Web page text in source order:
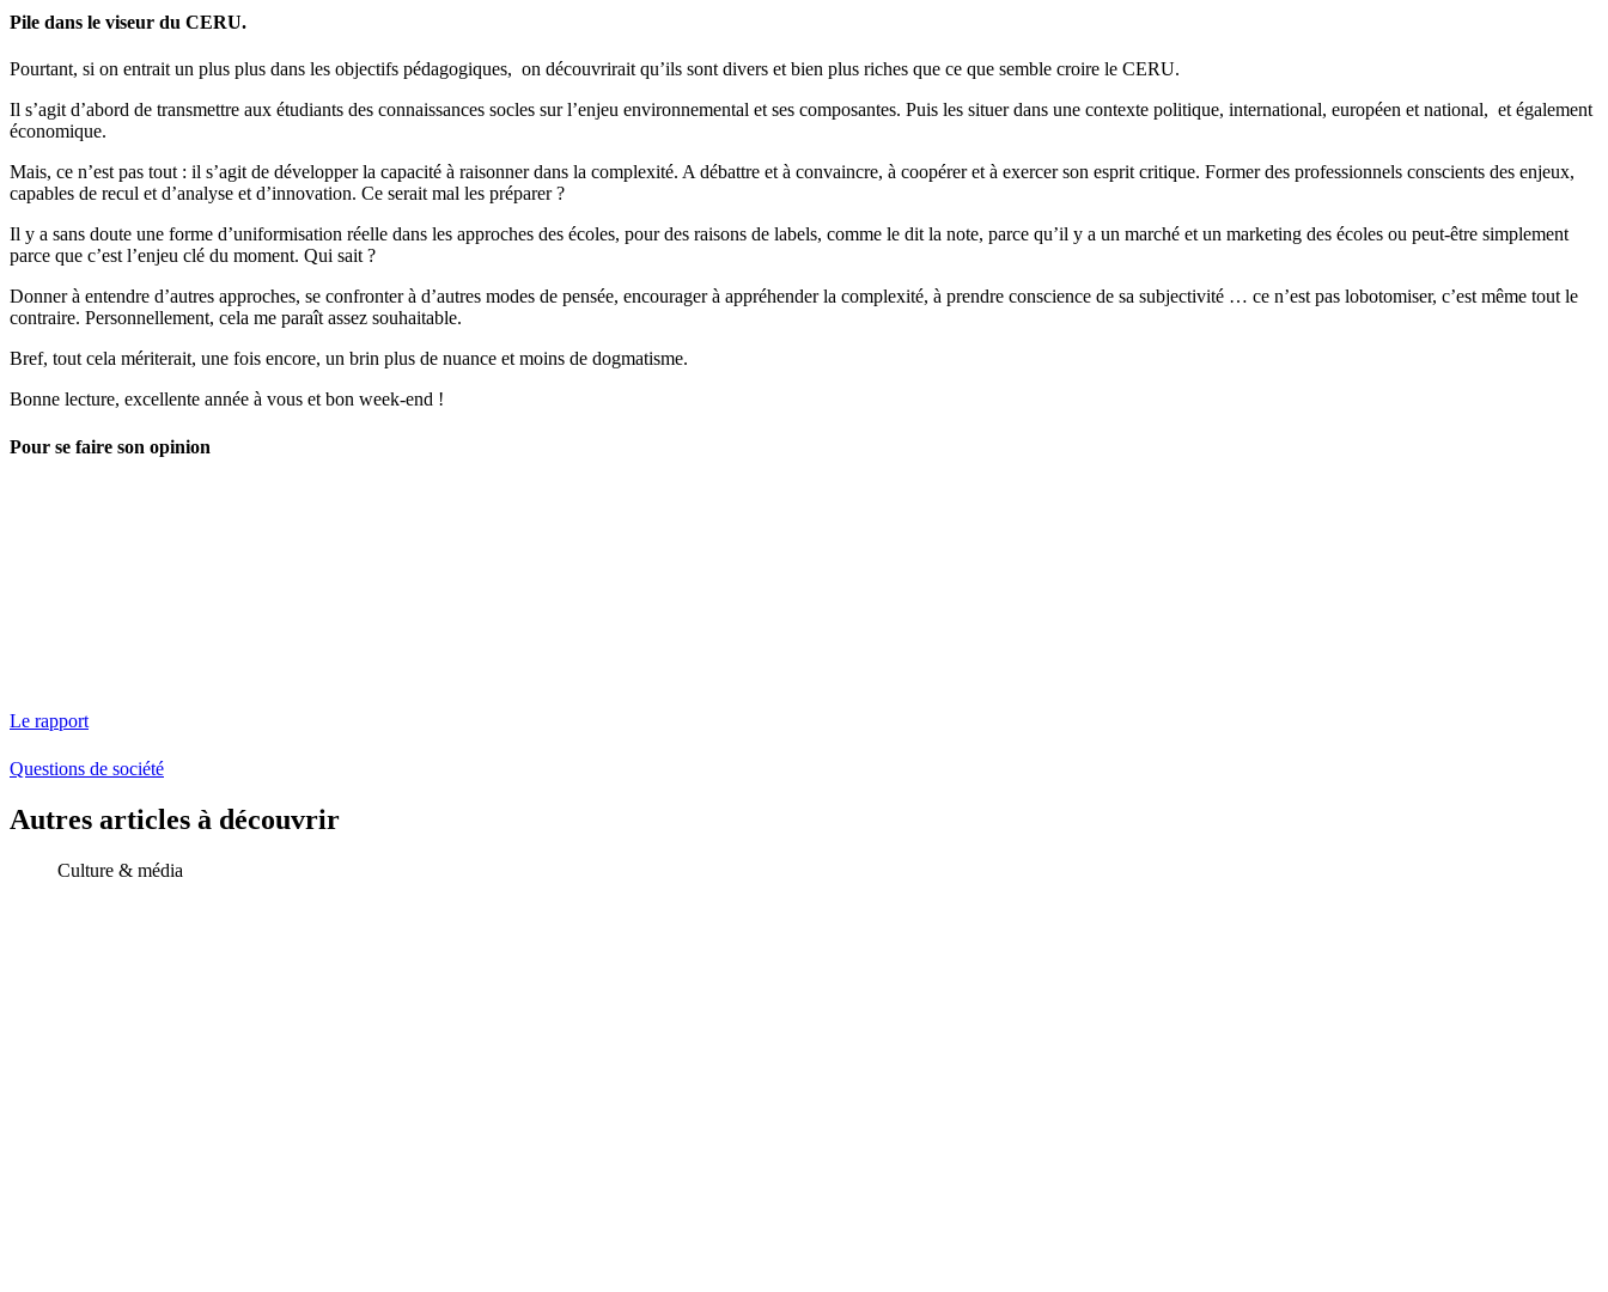
Pile dans le viseur du CERU.
Pourtant, si on entrait un plus plus dans les objectifs pédagogiques, on découvrirait qu’ils sont divers et bien plus riches que ce que semble croire le CERU.
Il s’agit d’abord de transmettre aux étudiants des connaissances socles sur l’enjeu environnemental et ses composantes. Puis les situer dans une contexte politique, international, européen et national, et également
économique.
Mais, ce n’est pas tout : il s’agit de développer la capacité à raisonner dans la complexité. A débattre et à convaincre, à coopérer et à exercer son esprit critique. Former des professionnels conscients des enjeux,
capables de recul et d’analyse et d’innovation. Ce serait mal les préparer ?
Il y a sans doute une forme d’uniformisation réelle dans les approches des écoles, pour des raisons de labels, comme le dit la note, parce qu’il y a un marché et un marketing des écoles ou peut-être simplement
parce que c’est l’enjeu clé du moment. Qui sait ?
Donner à entendre d’autres approches, se confronter à d’autres modes de pensée, encourager à appréhender la complexité, à prendre conscience de sa subjectivité … ce n’est pas lobotomiser, c’est même tout le
contraire. Personnellement, cela me paraît assez souhaitable.
Bref, tout cela mériterait, une fois encore, un brin plus de nuance et moins de dogmatisme.
Bonne lecture, excellente année à vous et bon week-end !
Pour se faire son opinion
Le rapport
Questions de société
Autres articles à découvrir
Culture & média